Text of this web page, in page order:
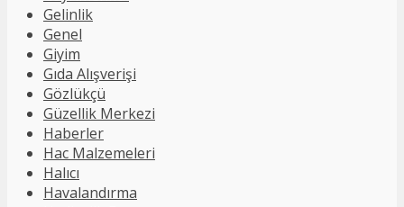
Gelinlik
Genel
Giyim
Gıda Alışverişi
Gözlükçü
Güzellik Merkezi
Haberler
Hac Malzemeleri
Halıcı
Havalandırma